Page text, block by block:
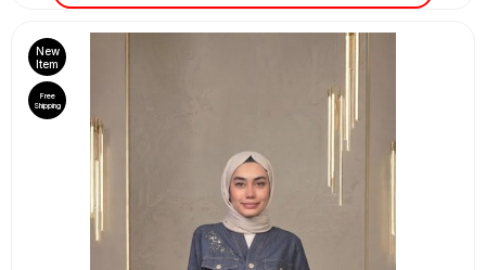
New
Item
Free
Shipping